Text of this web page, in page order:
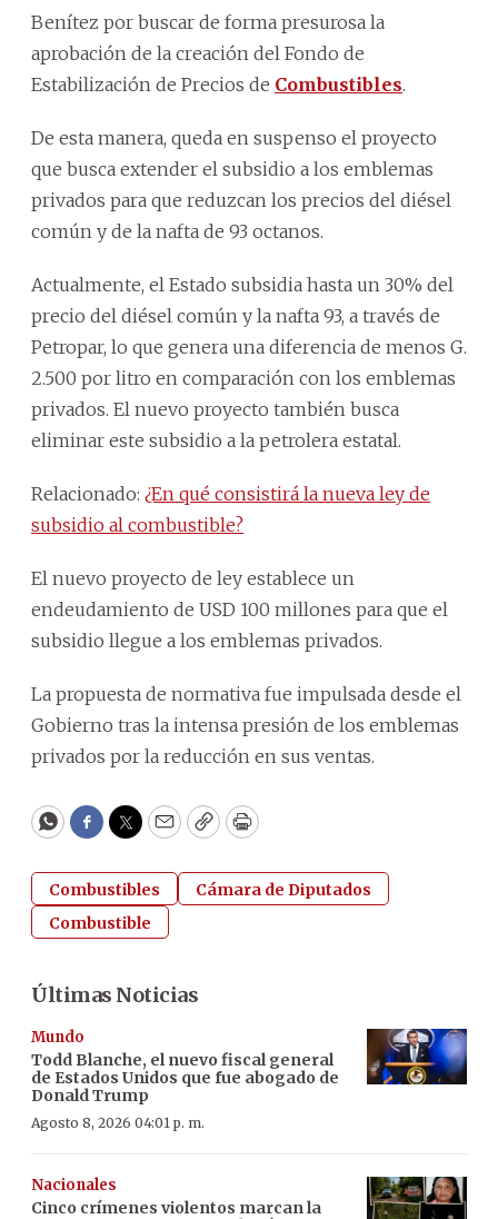
Benítez por buscar de forma presurosa la
aprobación de la creación del Fondo de
Estabilización de Precios de Combustibles.
De esta manera, queda en suspenso el proyecto
que busca extender el subsidio a los emblemas
privados para que reduzcan los precios del diésel
común y de la nafta de 93 octanos.
Actualmente, el Estado subsidia hasta un 30% del
precio del diésel común y la nafta 93, a través de
Petropar, lo que genera una diferencia de menos G.
2.500 por litro en comparación con los emblemas
privados. El nuevo proyecto también busca
eliminar este subsidio a la petrolera estatal.
Relacionado: ¿En qué consistirá la nueva ley de
subsidio al combustible?
El nuevo proyecto de ley establece un
endeudamiento de USD 100 millones para que el
subsidio llegue a los emblemas privados.
La propuesta de normativa fue impulsada desde el
Gobierno tras la intensa presión de los emblemas
privados por la reducción en sus ventas.
WhatsApp
Facebook
Twitter
EmailCopyPrint
Combustibles
Cámara de Diputados
Combustible
Últimas Noticias
Mundo
Todd Blanche, el nuevo fiscal general
de Estados Unidos que fue abogado de
Donald Trump
Agosto 8, 2026 04:01 p. m.
Nacionales
Cinco crímenes violentos marcan la